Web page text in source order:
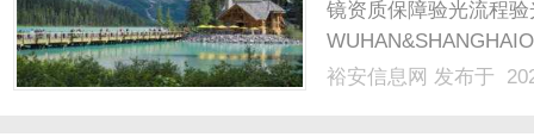
镜资质保障验光流程
配镜的写字楼眼镜店
裕安信息网 发布于